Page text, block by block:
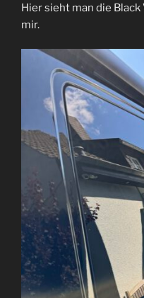
Hier sieht man die
mir.